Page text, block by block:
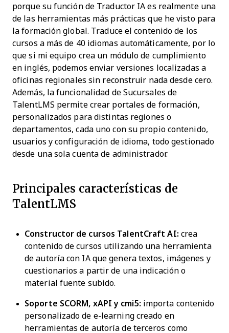
porque su función de Traductor IA es realmente una
de las herramientas más prácticas que he visto para
la formación global. Traduce el contenido de los
cursos a más de 40 idiomas automáticamente, por lo
que si mi equipo crea un módulo de cumplimiento
en inglés, podemos enviar versiones localizadas a
oficinas regionales sin reconstruir nada desde cero.
Además, la funcionalidad de Sucursales de
TalentLMS permite crear portales de formación,
personalizados para distintas regiones o
departamentos, cada uno con su propio contenido,
usuarios y configuración de idioma, todo gestionado
desde una sola cuenta de administrador.
Principales características de
TalentLMS
Constructor de cursos TalentCraft AI: crea
contenido de cursos utilizando una herramienta
de autoría con IA que genera textos, imágenes y
cuestionarios a partir de una indicación o
material fuente subido.
Soporte SCORM, xAPI y cmi5: importa contenido
personalizado de e-learning creado en
herramientas de autoría de terceros como